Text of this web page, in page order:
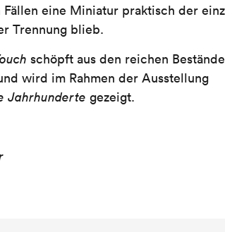
eine Miniatur praktisch der
Trennung blieb.
schöpft aus den reichen
wird im Rahmen der Ausstellung
Jahrhunderte gezeigt.